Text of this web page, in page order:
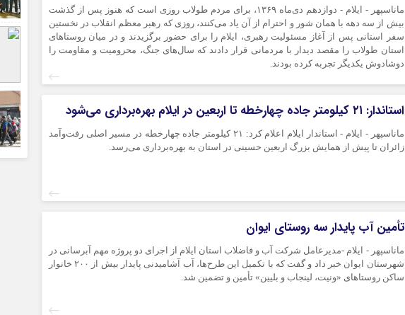
بوشهر
تهران
چهار محال و بختیاری
خراسان رضوی
خراسان شمالی
خوزستان
سیستان و بلوچستان
قم
ماناسپهر - ایلام - دوازدهم دی‌ماه ۱۳۶۹، برای مردم طولاب روزی است که هنوز پس از گذشت
بیش از سه دهه با همان شور و احترام از آن یاد می‌کنند، روزی که رهبر معظم انقلاب در نخستین
سفر استانی پس از آغاز مسئولیت رهبری، ایلام را برای حضور برگزیدند و در میان روستاهای
استان طولاب را مقصد دیدار با مردمانی قرار دادند که سال‌های جنگ، محرومیت و مقاومت را
دوشادوش یکدیگر تجربه کرده بودند.
استاندار: ۲۱ کیلومتر جاده چهارخطه تا اربعین در ایلام بهره‌برداری می‌شود
ماناسپهر - ایلام - استاندار ایلام اعلام کرد: ۲۱ کیلومتر جاده چهارخطه در مسیر اصلی رفت‌وآمد
زائران تا پیش از همایش بزرگ اربعین حسینی در استان به بهره‌برداری می‌رسد.
تأمین آب پایدار سه روستای ایوان
ماناسپهر - ایلام -مدیرعامل شرکت آب و فاضلاب استان ایلام از اجرای دو پروژه مهم آبرسانی در
شهرستان ایوان خبر داد و گفت که با تکمیل این طرح‌ها، آب آشامیدنی پایدار بیش از ۲۰۰ خانوار
ساکن روستاهای «ونیت، لینجاب و بلیین» تأمین و تضمین شد.